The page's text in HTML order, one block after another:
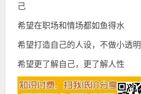
己
希望在职场和情场都如鱼得水
希望打造自己的人设，不做小透明
希望更了解自己，更了解人性